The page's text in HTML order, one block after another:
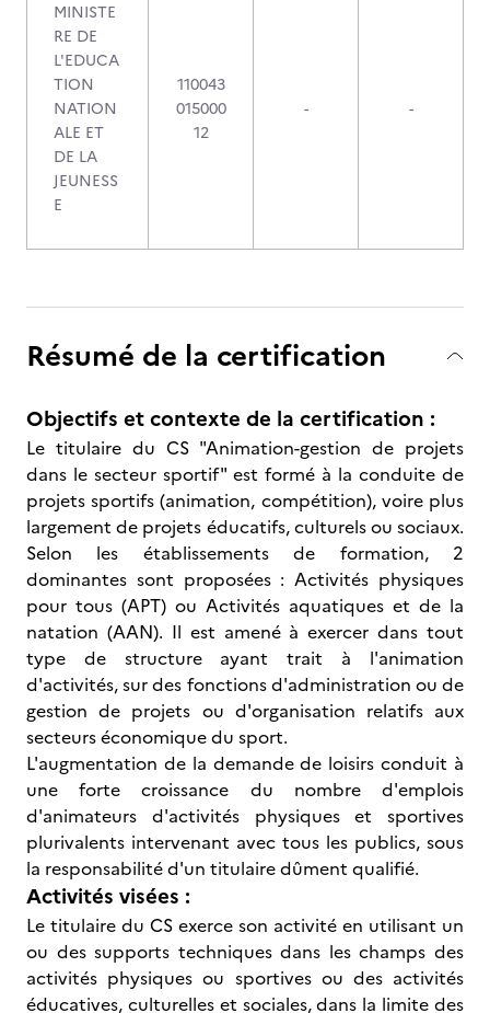
MINISTE
RE DE
L'EDUCA
TION
NATION
ALE ET
DE LA
JEUNESS
E
110043
015000
12
- -
Résumé de la certification
Objectifs et contexte de la certification :
Le titulaire du CS "Animation-gestion de projets
dans le secteur sportif" est formé à la conduite de
projets sportifs (animation, compétition), voire plus
largement de projets éducatifs, culturels ou sociaux.
Selon les établissements de formation, 2
dominantes sont proposées : Activités physiques
pour tous (APT) ou Activités aquatiques et de la
natation (AAN). Il est amené à exercer dans tout
type de structure ayant trait à l'animation
d'activités, sur des fonctions d'administration ou de
gestion de projets ou d'organisation relatifs aux
secteurs économique du sport.
L'augmentation de la demande de loisirs conduit à
une forte croissance du nombre d'emplois
d'animateurs d'activités physiques et sportives
plurivalents intervenant avec tous les publics, sous
la responsabilité d'un titulaire dûment qualifié.
Activités visées :
Le titulaire du CS exerce son activité en utilisant un
ou des supports techniques dans les champs des
activités physiques ou sportives ou des activités
éducatives, culturelles et sociales, dans la limite des